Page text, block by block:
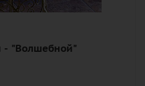
- "Волшебной"